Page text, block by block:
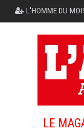
L'HOMME DU
LE